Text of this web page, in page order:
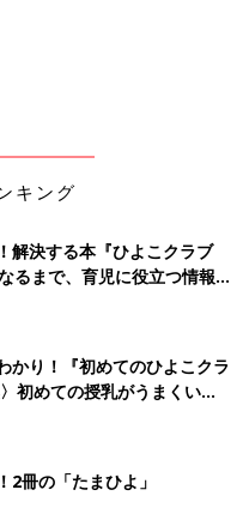
らしています。
にお任せ。洗剤自動投入な
省いています。小学校の上
、洗濯乾燥機の近く（洗面
納しているのですが、ここ
洗濯機で乾燥したあとその
、お風呂から上がった後も
す派の人は、ハンガー干し
キング
解決する本『ひよこクラブ
まで、育児に役立つ情報が
かり！『初めてのひよこクラ
初めての授乳がうまくい
基本と夏のトラブル 解決テ
2冊の「たまひよ」